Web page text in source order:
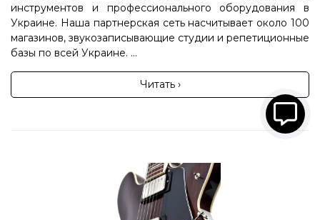
инструментов и профессионального оборудования в
Украине. Наша партнерская сеть насчитывает около 100
магазинов, звукозаписывающие студии и репетиционные
базы по всей Украине. ...
Читать ›